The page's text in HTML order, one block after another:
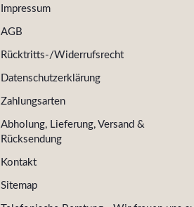
Impressum
AGB
Rücktritts-/Widerrufsrecht
Datenschutzerklärung
Zahlungsarten
Abholung, Lieferung, Versand &
Rücksendung
Kontakt
Sitemap